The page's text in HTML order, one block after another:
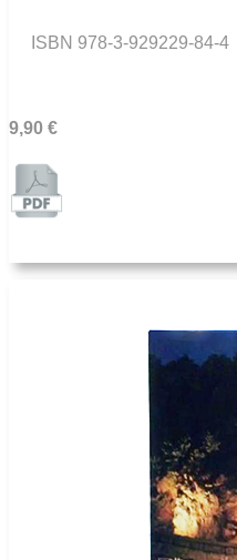
ISBN 978-3-929229-84-4
9,90 €